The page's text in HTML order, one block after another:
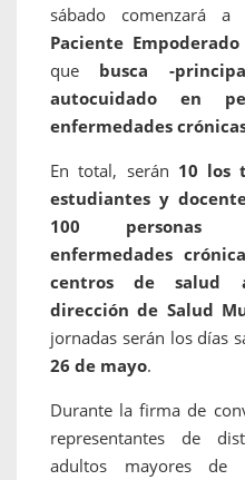
sábado comenzará a
Paciente Empoderado
que busca -
autocuidado en
enfermedades
En total, serán 10 los
estudiantes y
100 personas
enfermedades
centros de salud
dirección de Salud
jornadas serán los días
26 de mayo.
Durante la firma de
representantes de
adultos mayores de